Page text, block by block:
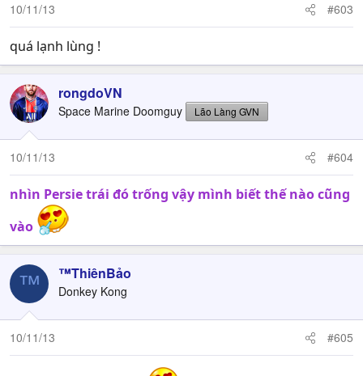
10/11/13 #603
quá lạnh lùng !
rongdoVN
Space Marine Doomguy Lão Làng GVN
10/11/13 #604
nhìn Persie trái đó trống vậy mình biết thế nào cũng
vào
™ ™ThiênBảo
Donkey Kong
10/11/13 #605